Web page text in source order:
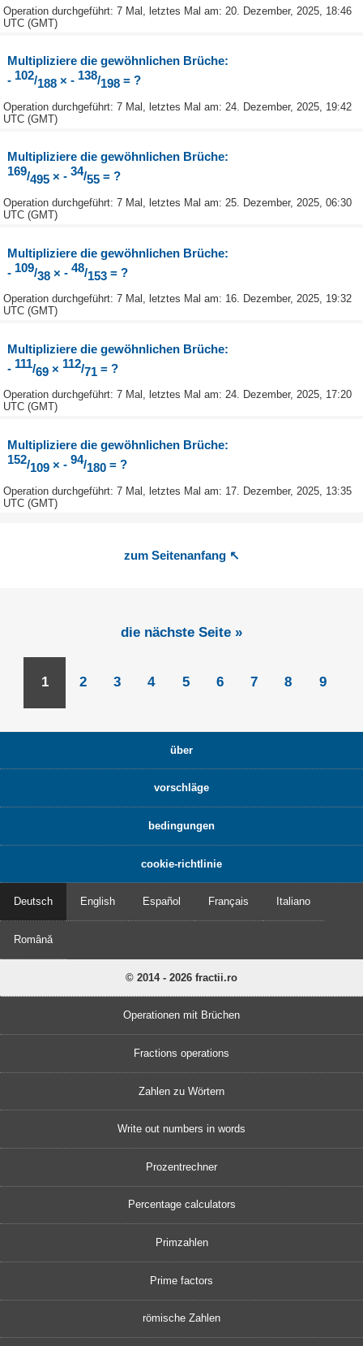
Operation durchgeführt: 7 Mal, letztes Mal am: 20. Dezember, 2025, 18:46
UTC (GMT)
Multipliziere die gewöhnlichen Brüche:
- 102/188× - 138/198= ?
Operation durchgeführt: 7 Mal, letztes Mal am: 24. Dezember, 2025, 19:42
UTC (GMT)
Multipliziere die gewöhnlichen Brüche:
169/495× - 34/55= ?
Operation durchgeführt: 7 Mal, letztes Mal am: 25. Dezember, 2025, 06:30
UTC (GMT)
Multipliziere die gewöhnlichen Brüche:
- 109/38× - 48/153= ?
Operation durchgeführt: 7 Mal, letztes Mal am: 16. Dezember, 2025, 19:32
UTC (GMT)
Multipliziere die gewöhnlichen Brüche:
- 111/69× 112/71 = ?
Operation durchgeführt: 7 Mal, letztes Mal am: 24. Dezember, 2025, 17:20
UTC (GMT)
Multipliziere die gewöhnlichen Brüche:
152/109× - 94/180= ?
Operation durchgeführt: 7 Mal, letztes Mal am: 17. Dezember, 2025, 13:35
UTC (GMT)
zum Seitenanfang ↖
die nächste Seite »
1 2 3 4 5 6 7 8 9
über
vorschläge
bedingungen
cookie-richtlinie
Deutsch English Español Français Italiano
Română
© 2014 - 2026 fractii.ro
Operationen mit Brüchen
Fractions operations
Zahlen zu Wörtern
Write out numbers in words
Prozentrechner
Percentage calculators
Primzahlen
Prime factors
römische Zahlen